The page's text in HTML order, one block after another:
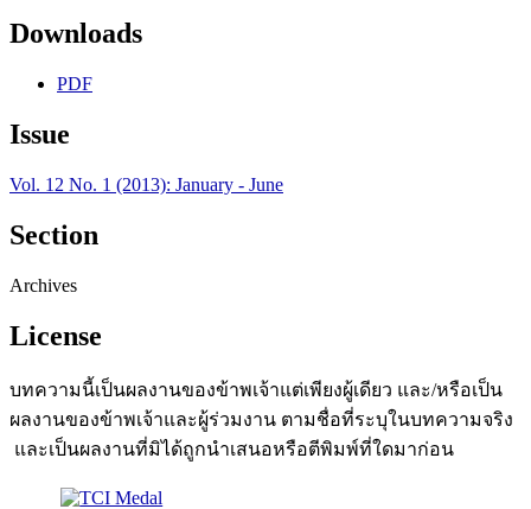
Downloads
PDF
Issue
Vol. 12 No. 1 (2013): January - June
Section
Archives
License
บทความนี้เป็นผลงานของข้าพเจ้าแต่เพียงผู้เดียว และ/หรือเป็น
ผลงานของข้าพเจ้าและผู้ร่วมงาน ตามชื่อที่ระบุในบทความจริง
และเป็นผลงานที่มิได้ถูกนำเสนอหรือตีพิมพ์ที่ใดมาก่อน